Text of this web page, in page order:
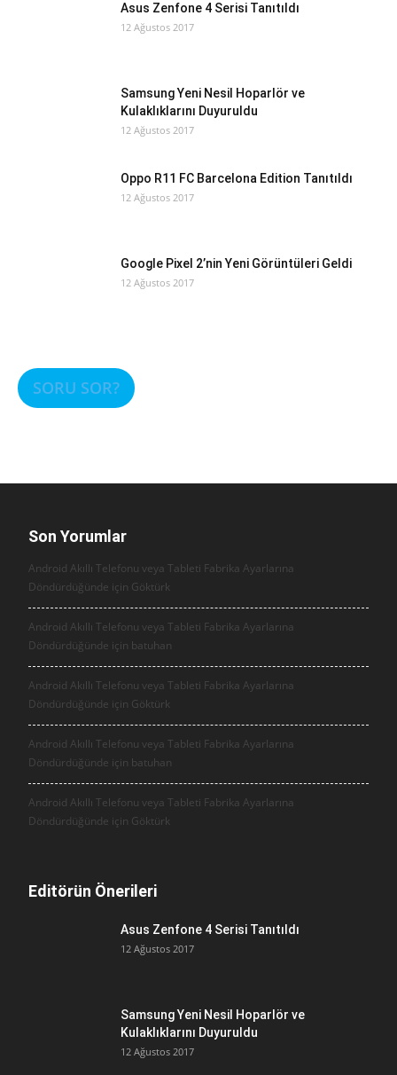
Asus Zenfone 4 Serisi Tanıtıldı
12 Ağustos 2017
Samsung Yeni Nesil Hoparlör ve
Kulaklıklarını Duyuruldu
12 Ağustos 2017
Oppo R11 FC Barcelona Edition Tanıtıldı
12 Ağustos 2017
Google Pixel 2’nin Yeni Görüntüleri Geldi
12 Ağustos 2017
SORU SOR?
Son Yorumlar
Android Akıllı Telefonu veya Tableti Fabrika Ayarlarına
Döndürdüğünde için Göktürk
Android Akıllı Telefonu veya Tableti Fabrika Ayarlarına
Döndürdüğünde için batuhan
Android Akıllı Telefonu veya Tableti Fabrika Ayarlarına
Döndürdüğünde için Göktürk
Android Akıllı Telefonu veya Tableti Fabrika Ayarlarına
Döndürdüğünde için batuhan
Android Akıllı Telefonu veya Tableti Fabrika Ayarlarına
Döndürdüğünde için Göktürk
Editörün Önerileri
Asus Zenfone 4 Serisi Tanıtıldı
12 Ağustos 2017
Samsung Yeni Nesil Hoparlör ve
Kulaklıklarını Duyuruldu
12 Ağustos 2017